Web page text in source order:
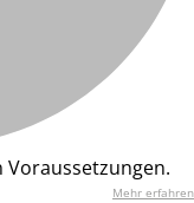
Mehr erfahren